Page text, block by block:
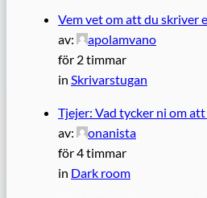
Vem vet om att du skriver
av:
apolamvano
för 2 timmar
in Skrivarstugan
Tjejer: Vad tycker ni om
av:
onanista
för 4 timmar
in Dark room